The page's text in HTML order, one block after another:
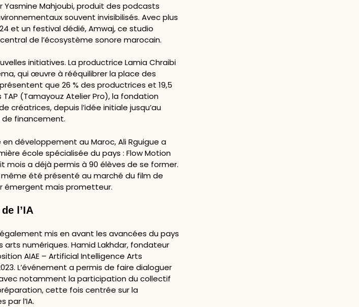
Mahjoubi, produit des podcasts
souvent invisibilisés. Avec plus
et un festival dédié, Amwaj, ce studio
de l’écosystème sonore marocain.
initiatives. La productrice Lamia Chraibi
qui œuvre à rééquilibrer la place des
que 26 % des productrices et 19,5
(Tamayouz Atelier Pro), la fondation
créatrices, depuis l’idée initiale jusqu’au
financement.
développement au Maroc, Ali Rguigue a
école spécialisée du pays : Flow Motion
a déjà permis à 90 élèves de se former.
même été présenté au marché du film de
émergent mais prometteur.
l’IA
mis en avant les avancées du pays
numériques. Hamid Lakhdar, fondateur
AIAE – Artificial Intelligence Arts
L’événement a permis de faire dialoguer
notamment la participation du collectif
cette fois centrée sur la
par l’IA.